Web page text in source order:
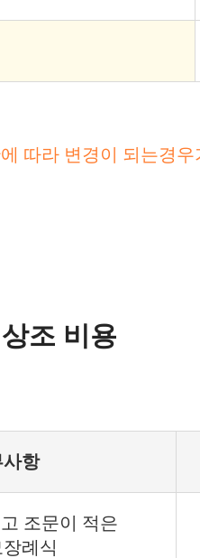
따라 변경이 되는경
상조 비용
항
조문이 적은
례식